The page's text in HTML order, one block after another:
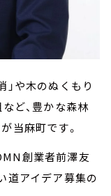
」や木のぬくもり
ど、豊かな森林
当麻町です。
創業者前澤友
道アイデア募集の